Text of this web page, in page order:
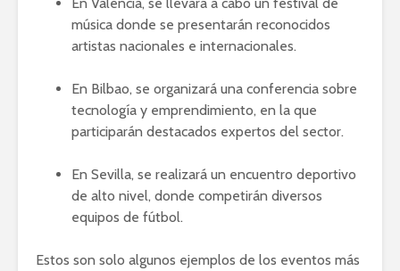
música donde se presentarán reconocidos
artistas nacionales e internacionales.
En Bilbao, se organizará una conferencia sobre
tecnología y emprendimiento, en la que
participarán destacados expertos del sector.
En Sevilla, se realizará un encuentro deportivo
de alto nivel, donde competirán diversos
equipos de fútbol.
Estos son solo algunos ejemplos de los eventos más